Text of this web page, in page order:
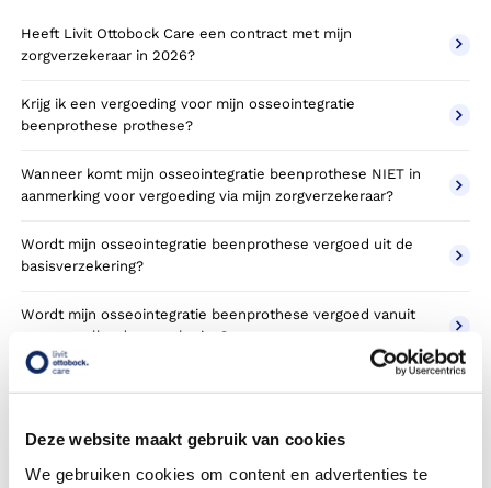
Deze website maakt gebruik van cookies
We gebruiken cookies om content en advertenties te
Heeft Livit Ottobock Care een contract met mijn
zorgverzekeraar in 2026?
Krijg ik een vergoeding voor mijn osseointegratie
beenprothese prothese?
Wanneer komt mijn osseointegratie beenprothese NIET in
aanmerking voor vergoeding via mijn zorgverzekeraar?
Wordt mijn osseointegratie beenprothese vergoed uit de
basisverzekering?
Wordt mijn osseointegratie beenprothese vergoed vanuit
een aanvullende verzekering?
Zijn er ook osseointegratie beenprothese in confectie- of